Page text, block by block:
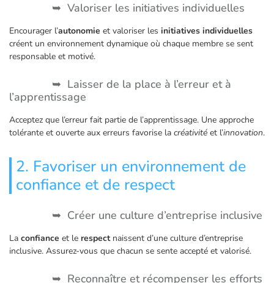
Valoriser les initiatives individuelles
Encourager l’autonomie et valoriser les initiatives individuelles
créent un environnement dynamique où chaque membre se sent
responsable et motivé.
Laisser de la place à l’erreur et à
l’apprentissage
Acceptez que l’erreur fait partie de l’apprentissage. Une approche
tolérante et ouverte aux erreurs favorise la créativité et l’innovation.
2. Favoriser un environnement de
confiance et de respect
Créer une culture d’entreprise inclusive
La confiance et le respectnaissent d’une culture d’entreprise
inclusive. Assurez-vous que chacun se sente accepté et valorisé.
Reconnaître et récompenser les efforts